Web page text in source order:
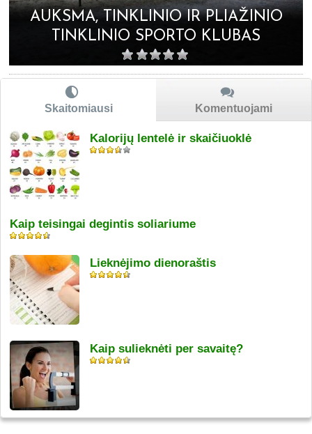
AUKSMA, TINKLINIO IR PLIAŽINIO
TINKLINIO SPORTO KLUBAS
Skaitomiausi Komentuojami
Kalorijų lentelė ir skaičiuoklė
Kaip teisingai degintis soliariume
Lieknėjimo dienoraštis
Kaip sulieknėti per savaitę?